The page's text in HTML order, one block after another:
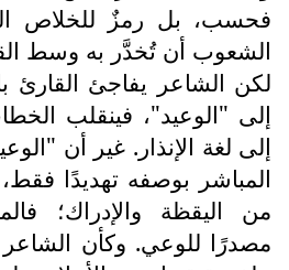
فحسب، بل رمزٌ للخلاص
الشعوب أن تُخدَّر به وسط
لكن الشاعر يفاجئ القارئ
إلى "الوعيد"، فينقلب
إلى لغة الإنذار. غير أن
المباشر بوصفه تهديدًا
من اليقظة والإدراك؛
مصدرًا للوعي. وكأن